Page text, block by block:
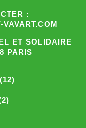
:
ET SOLIDAIRE
PARIS